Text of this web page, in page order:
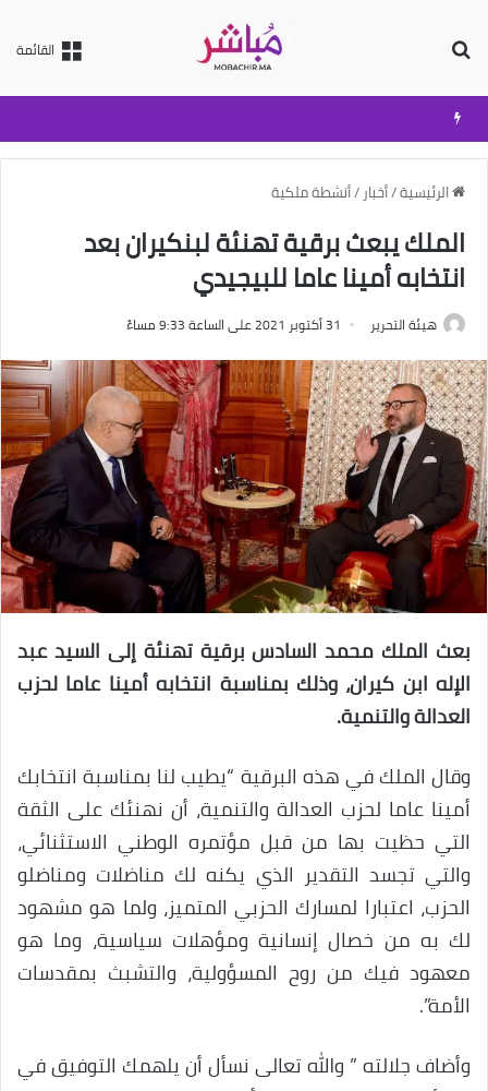
القائمة
الرئيسية/أخبار /أنشطة ملكية
الملك يبعث برقية تهنئة لبنكيران بعد
انتخابه أمينا عاما للبيجيدي
هيئة التحرير 31 أكتوبر 2021 على الساعة 9:33 مساءً
بعث الملك محمد السادس برقية تهنئة إلى السيد عبد
الإله ابن كيران، وذلك بمناسبة انتخابه أمينا عاما لحزب
العدالة والتنمية.
وقال الملك في هذه البرقية “يطيب لنا بمناسبة انتخابك
أمينا عاما لحزب العدالة والتنمية، أن نهنئك على الثقة
التي حظيت بها من قبل مؤتمره الوطني الاستثنائي،
والتي تجسد التقدير الذي يكنه لك مناضلات ومناضلو
الحزب، اعتبارا لمسارك الحزبي المتميز، ولما هو مشهود
لك به من خصال إنسانية ومؤهلات سياسية، وما هو
معهود فيك من روح المسؤولية، والتشبث بمقدسات
الأمة”.
وأضاف جلالته ” والله تعالى نسأل أن يلهمك التوفيق في